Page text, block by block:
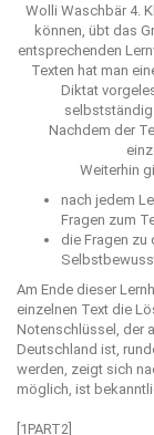
Wolli Waschbär 4.
können, übt das
entsprechenden
Texten hat man
Diktat
Nachdem der
Weiterhin
nach jedem
Fragen zum
die Fragen zu
Am Ende dieser
einzelnen Text die
Notenschlüssel, der
Deutschland ist,
werden, zeigt sich
möglich, ist
[1PART2]